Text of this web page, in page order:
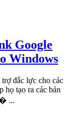
Google
Windows
đắc lực cho các
họ tạo ra các bản
...